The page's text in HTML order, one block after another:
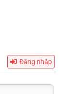
Đăng nhập